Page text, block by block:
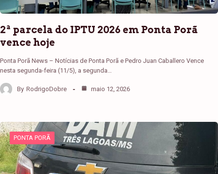
2ª parcela do IPTU 2026 em Ponta Porã
vence hoje
Ponta Porã News – Notícias de Ponta Porã e Pedro Juan Caballero Vence
nesta segunda-feira (11/5), a segunda…
By RodrigoDobre maio 12, 2026
PONTA PORÃ